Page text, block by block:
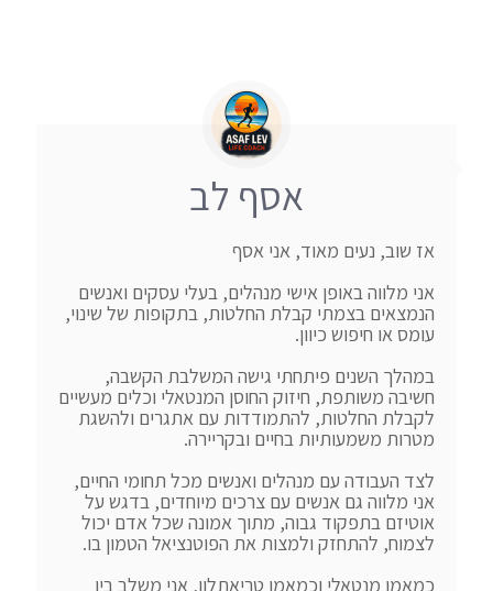
אסף לב